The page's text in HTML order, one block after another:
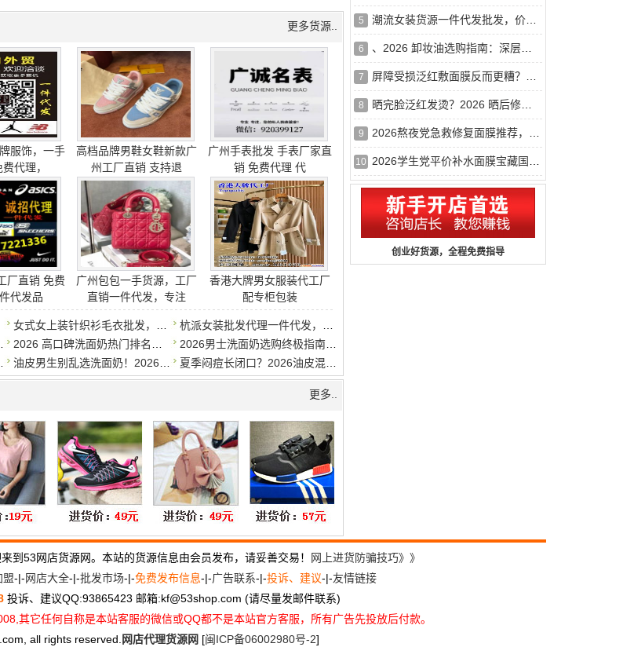
更多货源..
服饰，一手
代理，
高档品牌男鞋女鞋新款广
州工厂直销 支持退
广州手表批发 手表厂家直
销 免费代理 代
厂直销 免费
代发品
广州包包一手货源，工厂
直销一件代发，专注
香港大牌男女服装代工厂
配专柜包装
更多..
5 潮流女装货源一件代发批发，价格实惠，海量现货
6 、2026 卸妆油选购指南：深层清洁全脸卸妆油排行榜，干皮不紧绷
7 屏障受损泛红敷面膜反而更糟？2026年修复面膜正确挑选思路
8 晒完脸泛红发烫？2026 晒后修复面膜推荐，舒缓泛红补水面膜哪
9 2026熬夜党急救修复面膜推荐，抗氧化褪暗沉熬夜不垮脸
10 2026学生党平价补水面膜宝藏国货小众品牌大公开，好用又便宜
创业好货源，全程免费指导
到53网店货源网。本站的货源信息由会员发布，请妥善交易！
网上进货防骗技巧》》
盟-|-网店大全-|-批发市场-|-免费发布信息-|-广告联系-|-投诉、建议-|-友情链接
投诉、建议QQ:93865423 邮箱:kf@53shop.com (请尽量发邮件联系)
其它任何自称是本站客服的微信或QQ都不是本站官方客服，所有广告先投放后付款。
all rights reserved. 网店代理货源网 [闽ICP备06002980号-2]